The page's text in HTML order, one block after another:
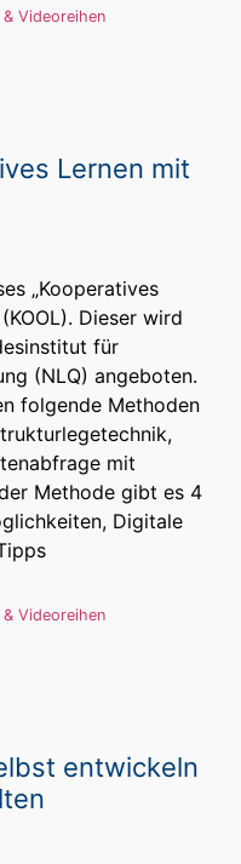
Videoreihen
Lernen mit
„Kooperatives
Dieser wird
für
(NLQ) angeboten.
folgende Methoden
mit
Methode gibt es 4
Digitale
Videoreihen
entwickeln